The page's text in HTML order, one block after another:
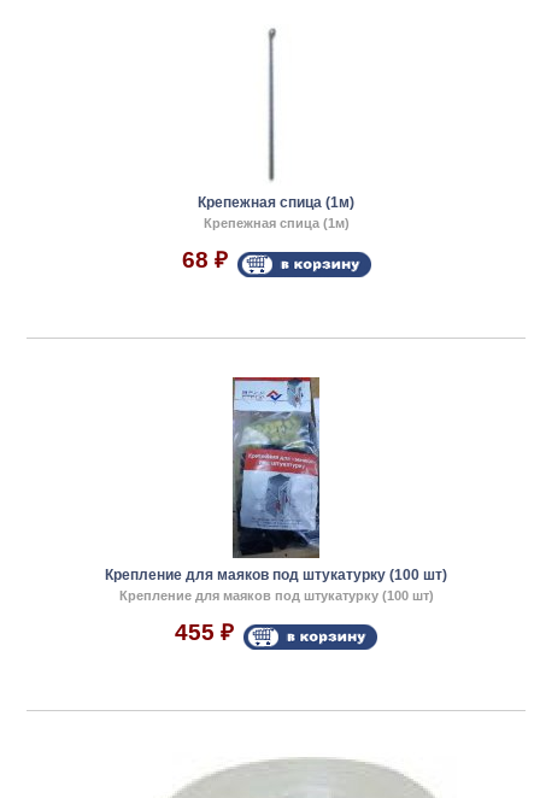
Крепежная спица (1м)
Крепежная спица (1м)
68 ₽
Крепление для маяков под штукатурку (100 шт)
Крепление для маяков под штукатурку (100 шт)
455 ₽